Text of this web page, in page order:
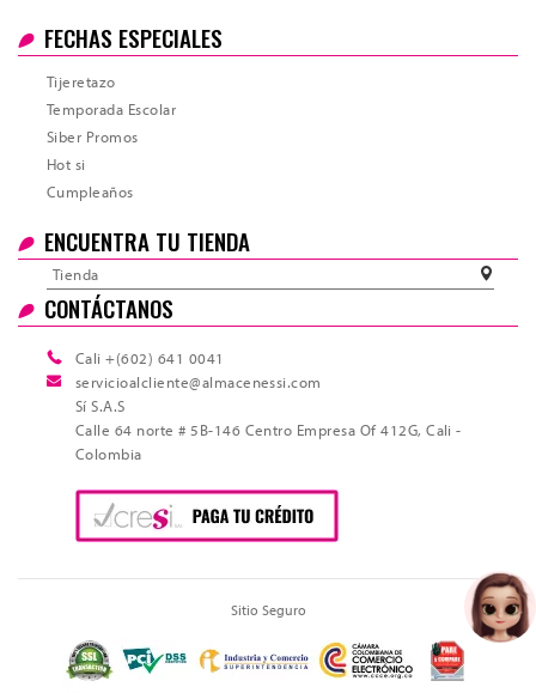
FECHAS ESPECIALES
Tijeretazo
Temporada Escolar
Siber Promos
Hot si
Cumpleaños
ENCUENTRA TU TIENDA
Tienda
CONTÁCTANOS
Cali +(602) 641 0041
servicioalcliente@almacenessi.com
Sí S.A.S
Calle 64 norte # 5B-146 Centro Empresa Of 412G, Cali -
Colombia
Sitio Seguro